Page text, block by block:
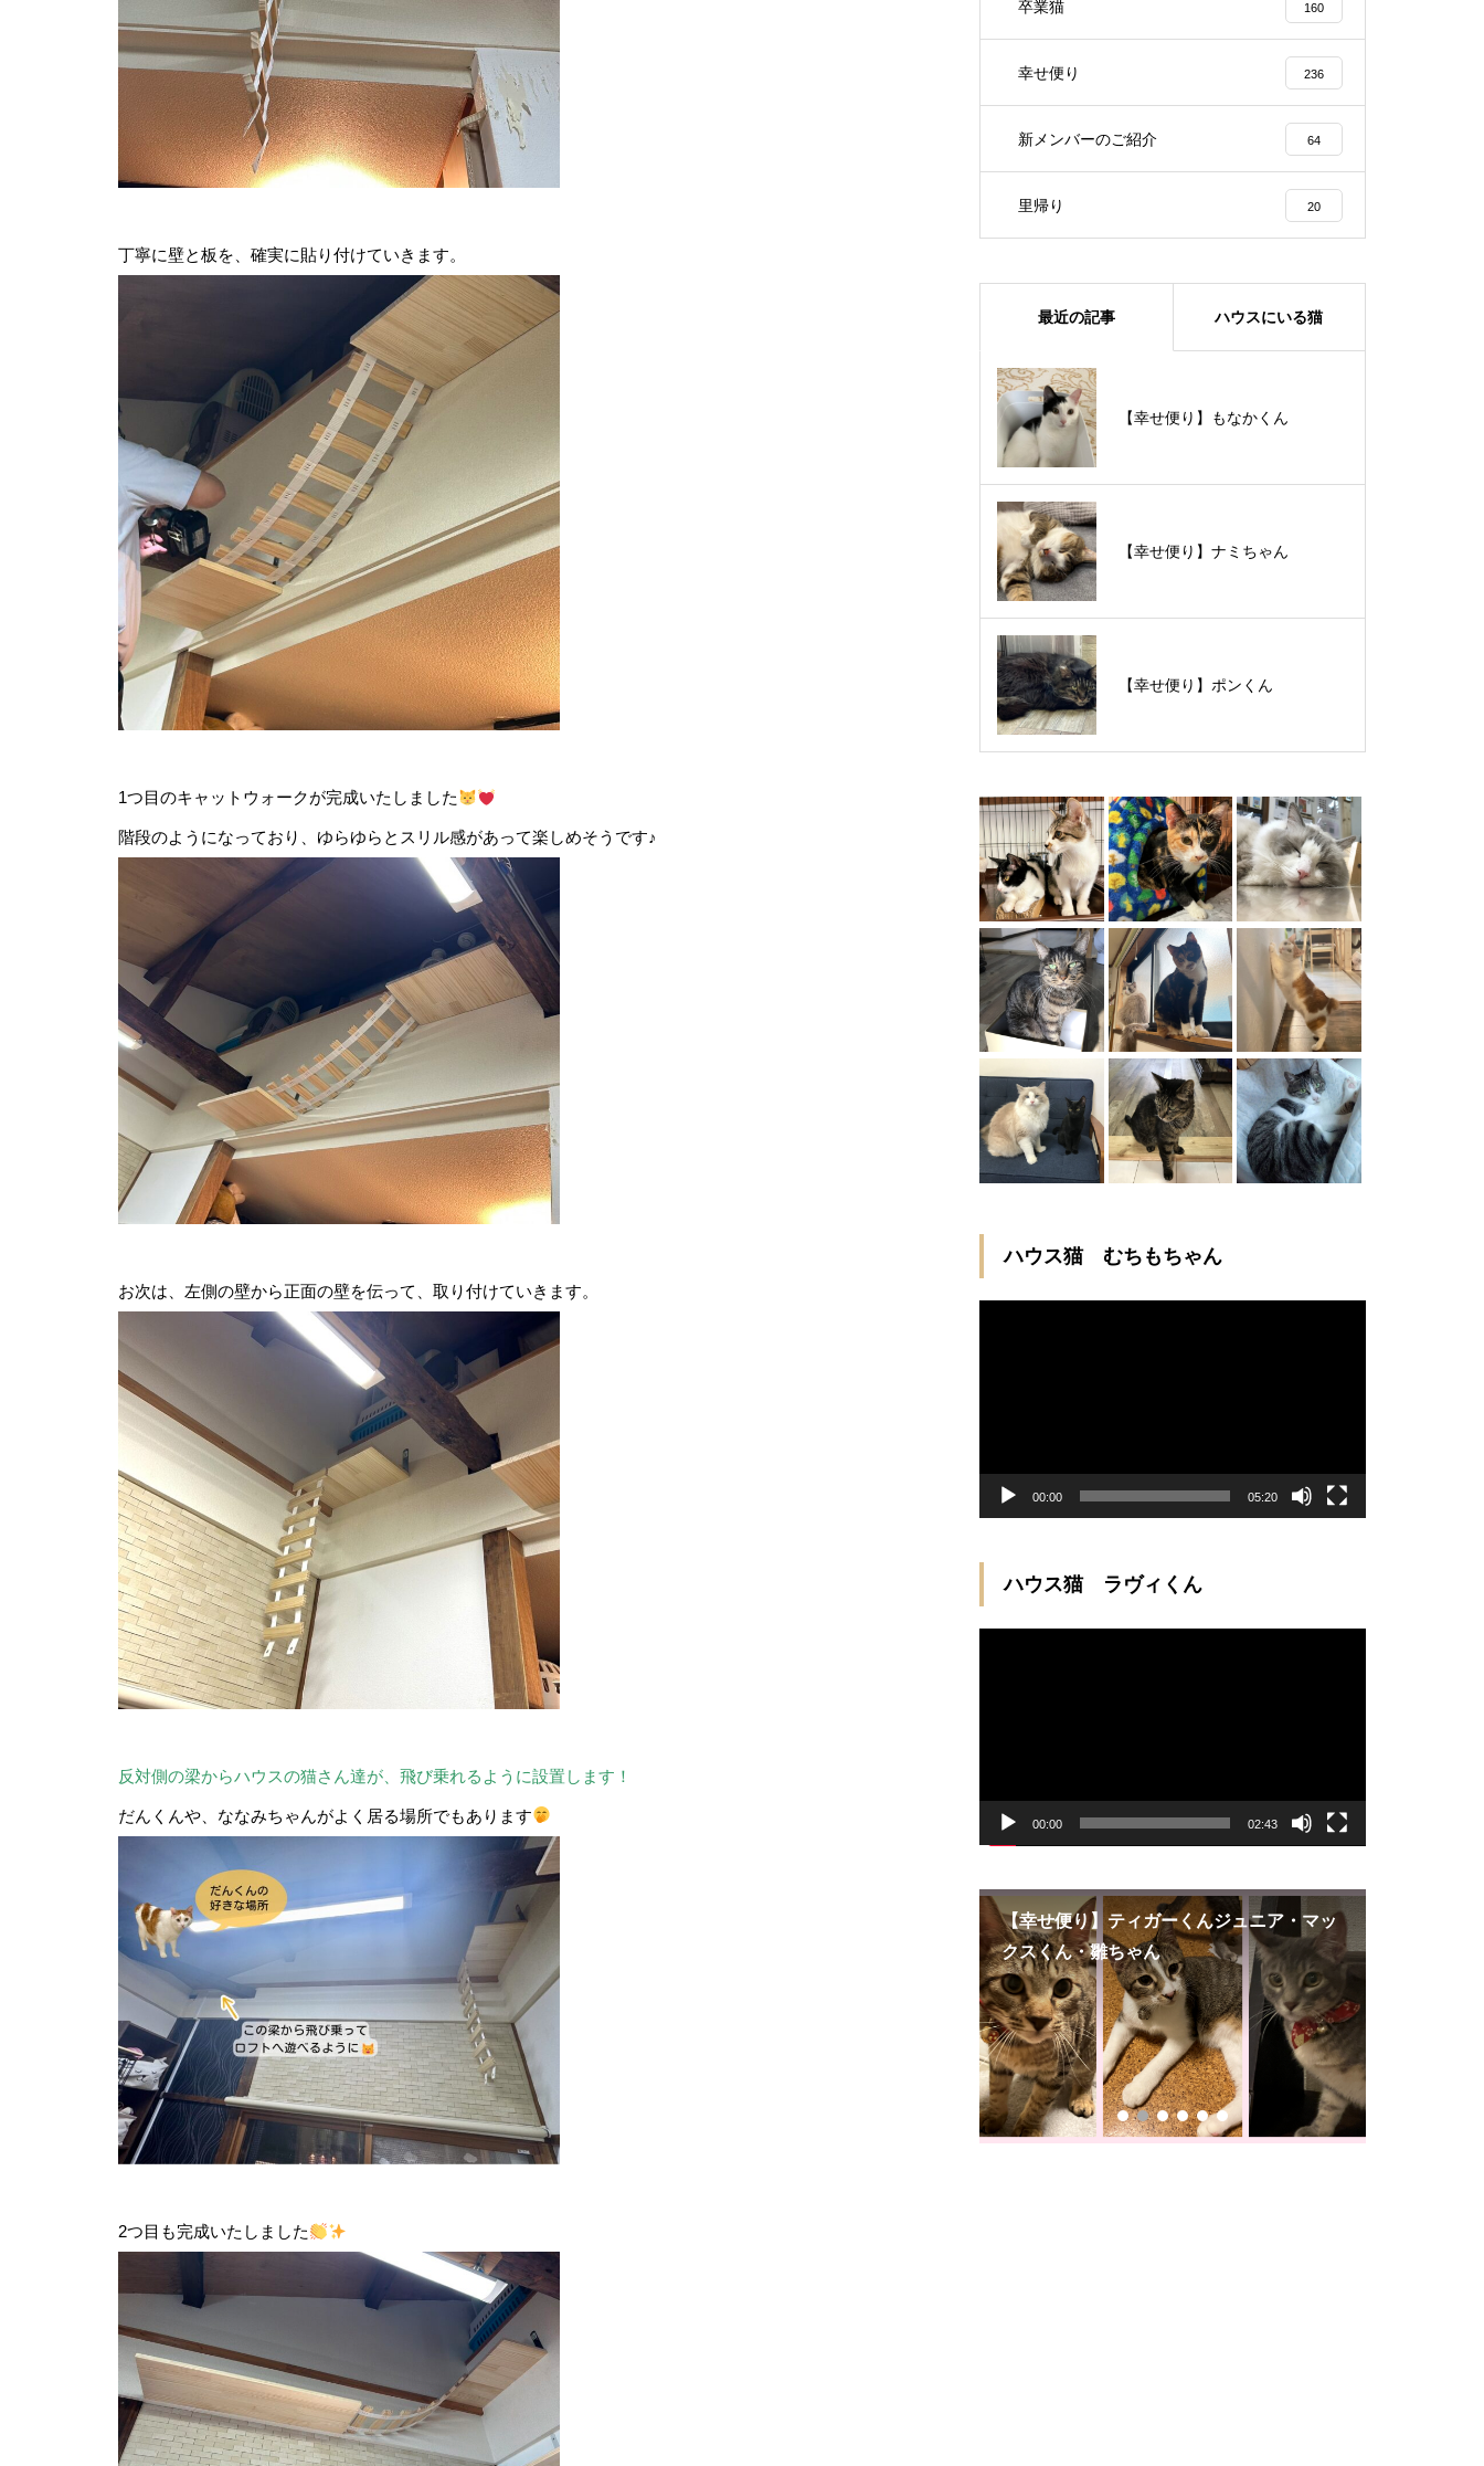
丁寧に壁と板を、確実に貼り付けていきます。
1つ目のキャットウォークが完成いたしました
階段のようになっており、ゆらゆらとスリル感があって楽しめそうです♪
お次は、左側の壁から正面の壁を伝って、取り付けていきます。
反対側の梁からハウスの猫さん達が、飛び乗れるように設置します！
だんくんや、ななみちゃんがよく居る場所でもあります
2つ目も完成いたしました
卒業猫 160
幸せ便り 236
新メンバーのご紹介 64
里帰り 20
最近の記事 ハウスにいる猫
【幸せ便り】もなかくん
【幸せ便り】ナミちゃん
【幸せ便り】ポンくん
【里親様募集中】メメちゃん
【里親様募集中】スンスンちゃん
【里親様募集中】タルトくん
ハウス猫 むちもちゃん
00:00 05:20
ハウス猫 ラヴィくん
00:00 02:43
【譲渡決定】ソウくん
【幸せ便り】ティガーくんジュニア・マッ
クスくん・雛ちゃん